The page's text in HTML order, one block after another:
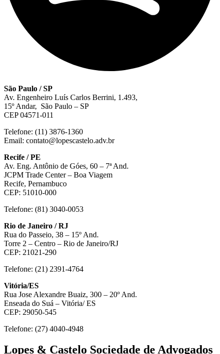
São Paulo / SP
Av. Engenheiro Luís Carlos Berrini, 1.493,
15º Andar, São Paulo – SP
CEP 04571-011
Telefone: (11) 3876-1360
Email: contato@lopescastelo.adv.br
Recife / PE
Av. Eng. Antônio de Góes, 60 – 7ª And.
JCPM Trade Center – Boa Viagem
Recife, Pernambuco
CEP: 51010-000
Telefone: (81) 3040-0053
Rio de Janeiro / RJ
Rua do Passeio, 38 – 15º And.
Torre 2 – Centro – Rio de Janeiro/RJ
CEP: 21021-290
Telefone: (21) 2391-4764
Vitória/ES
Rua Jose Alexandre Buaiz, 300 – 20º And.
Enseada do Suá – Vitória/ ES
CEP: 29050-545
Telefone: (27) 4040-4948
Lopes & Castelo Sociedade de Advogados